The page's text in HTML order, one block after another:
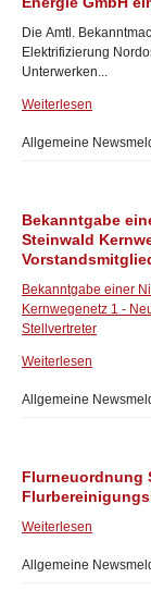
Die Amtl.
Elektrifizierung
Unterwerken...
Weiterlesen
Allgemeine
Bekanntgabe
Steinwald
Bekanntgabe einer
Kernwegenetz 1 -
Stellvertreter
Weiterlesen
Allgemeine
Flurneuordnung
Weiterlesen
Allgemeine